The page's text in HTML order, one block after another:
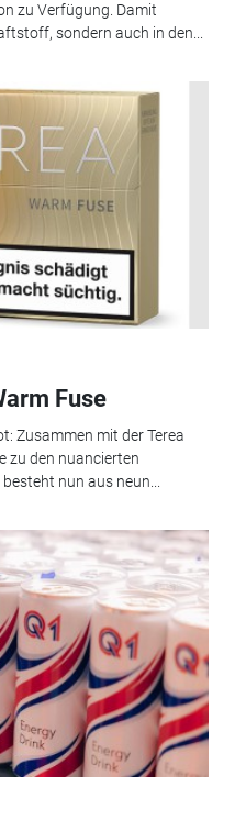
zu Verfügung. Damit
sondern auch in den...
Fuse
Zusammen mit der Terea
zu den nuancierten
nun aus neun...